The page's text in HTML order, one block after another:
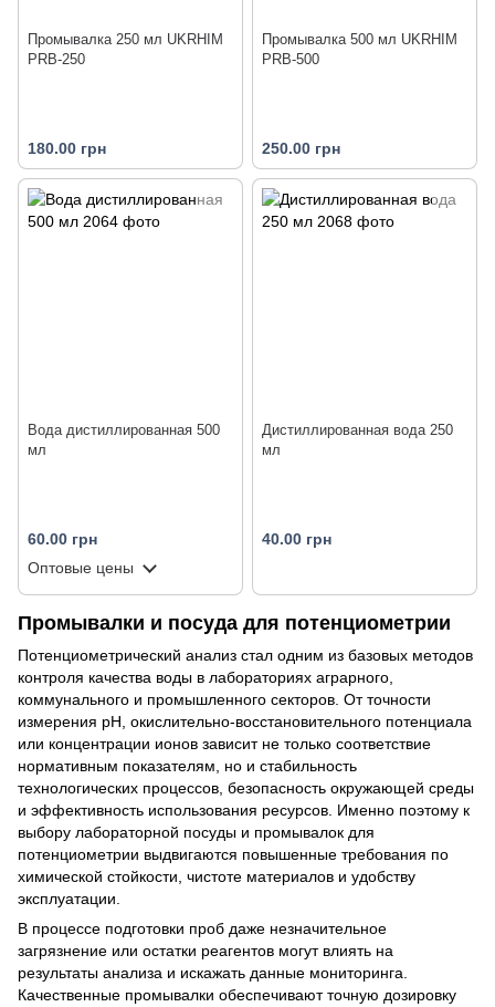
Промывалка 250 мл UKRHIM
PRB-250
180.00 грн
Промывалка 500 мл UKRHIM
PRB-500
250.00 грн
Вода дистиллированная 500
мл
60.00 грн
Оптовые цены
Дистиллированная вода 250
мл
40.00 грн
Промывалки и посуда для потенциометрии
Потенциометрический анализ стал одним из базовых методов
контроля качества воды в лабораториях аграрного,
коммунального и промышленного секторов. От точности
измерения pH, окислительно-восстановительного потенциала
или концентрации ионов зависит не только соответствие
нормативным показателям, но и стабильность
технологических процессов, безопасность окружающей среды
и эффективность использования ресурсов. Именно поэтому к
выбору лабораторной посуды и промывалок для
потенциометрии выдвигаются повышенные требования по
химической стойкости, чистоте материалов и удобству
эксплуатации.
В процессе подготовки проб даже незначительное
загрязнение или остатки реагентов могут влиять на
результаты анализа и искажать данные мониторинга.
Качественные промывалки обеспечивают точную дозировку